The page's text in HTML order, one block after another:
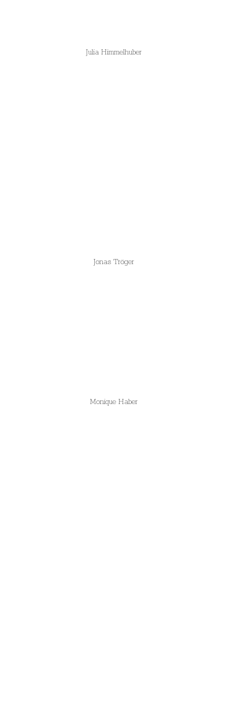
Julia Himmelhuber
Jonas Tröger
Monique Haber